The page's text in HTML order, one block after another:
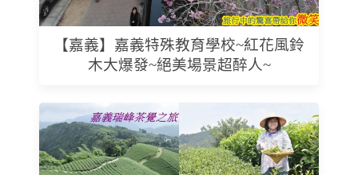
【嘉義】嘉義特殊教育學校~紅花風鈴
木大爆發~絕美場景超醉人~